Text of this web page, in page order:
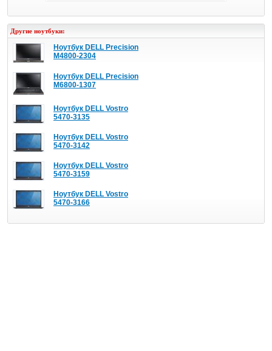
Другие ноутбуки:
Ноутбук DELL Precision
M4800-2304
Ноутбук DELL Precision
M6800-1307
Ноутбук DELL Vostro
5470-3135
Ноутбук DELL Vostro
5470-3142
Ноутбук DELL Vostro
5470-3159
Ноутбук DELL Vostro
5470-3166